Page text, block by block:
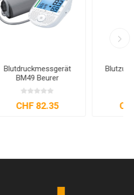
Pulsoximeter PO30
CHF 74.00